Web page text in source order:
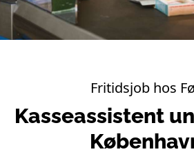
Fritidsjob hos
Kasseassistent